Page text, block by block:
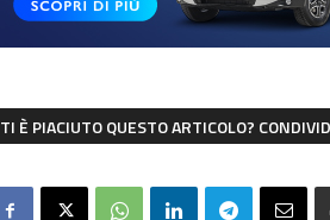
TI È PIACIUTO QUESTO ARTICOLO?